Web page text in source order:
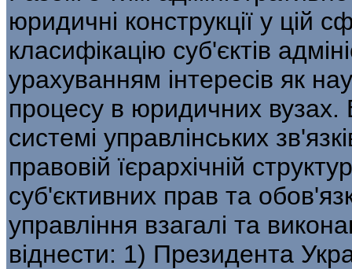
юридичні конструкції у цій
класифікацію суб'єк­тів
урахуванням інтересів як
процесу в юридичних вузах.
системі управлінських
правовій їєрархічній
суб'єктивних прав та
управління взагалі та
віднести: 1) Президента